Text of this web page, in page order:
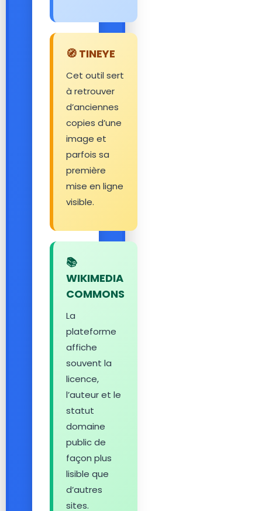
🧭 TINEYE
Cet outil sert
à retrouver
d’anciennes
copies d’une
image et
parfois sa
première
mise en ligne
visible.
📚
WIKIMEDIA
COMMONS
La
plateforme
affiche
souvent la
licence,
l’auteur et le
statut
domaine
public de
façon plus
lisible que
d’autres
sites.